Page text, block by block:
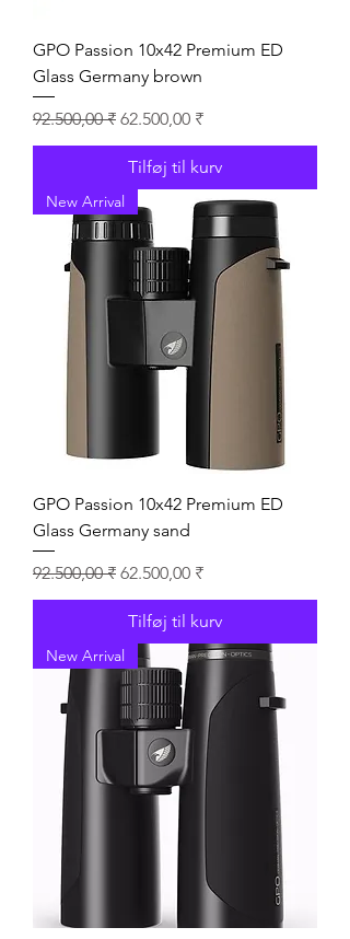
GPO Passion 10x42 Premium ED
Glass Germany brown
Regulær pris
92.500,00 ₹ Salgspris
62.500,00 ₹
Tilføj til kurv
New Arrival
GPO Passion 10x42 Premium ED
Glass Germany sand
Regulær pris
92.500,00 ₹ Salgspris
62.500,00 ₹
Tilføj til kurv
New Arrival